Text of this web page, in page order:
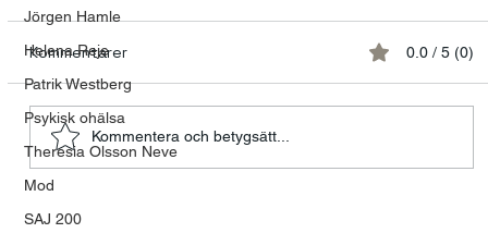
Jörgen Hamle
Helena Reje
Patrik Westberg
Psykisk ohälsa
Theresia Olsson Neve
Mod
SAJ 200FÖRELÄSARNA - EN PLATTFORM FÖR
Kommentarer 0.0 / 5 (0)
Kommentera och betygsätt...